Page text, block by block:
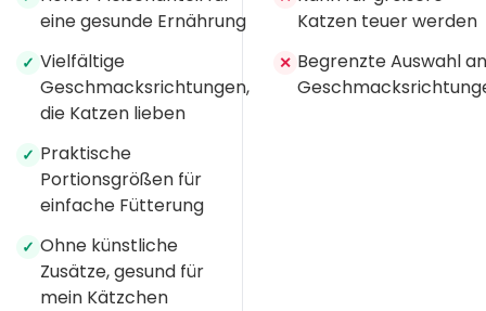
eine gesunde Ernährung
✓ Vielfältige
Geschmacksrichtungen,
die Katzen lieben
✓ Praktische
Portionsgrößen für
einfache Fütterung
✓ Ohne künstliche
Zusätze, gesund für
mein Kätzchen
Katzen teuer werden
✕ Begrenzte Auswahl an